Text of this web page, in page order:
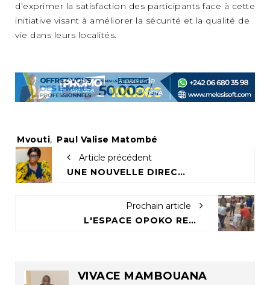
d’exprimer la satisfaction des participants face à cette
initiative visant à améliorer la sécurité et la qualité de
vie dans leurs localités.
Tags:
Mvouti, Paul Valise Matombé
Article précédent
UNE NOUVELLE DIRECTION ENVIRONNEMENTALE POUR RENFORCER LA GESTION DES DONNÉES AU CONGO
Prochain article
L'ESPACE OPOKO REDONNE ESPOIR À PLUS DE 775 ÉLÈVES AUTOCHTONES DANS LE NORD DU CONGO
VIVACE MAMBOUANA